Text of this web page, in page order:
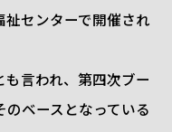
センターで開催され
も言われ、第四次ブー
ベースとなっている